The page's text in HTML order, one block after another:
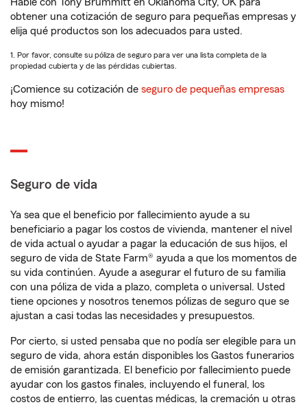
obtener una cotización de seguro para pequeñas empresas y
elija qué productos son los adecuados para usted.
1. Por favor, consulte su póliza de seguro para ver una lista completa de la
propiedad cubierta y de las pérdidas cubiertas.
¡Comience su cotización de seguro de pequeñas empresas
hoy mismo!
Seguro de vida
Ya sea que el beneficio por fallecimiento ayude a su
beneficiario a pagar los costos de vivienda, mantener el nivel
de vida actual o ayudar a pagar la educación de sus hijos, el
seguro de vida de State Farm® ayuda a que los momentos de
su vida continúen. Ayude a asegurar el futuro de su familia
con una póliza de vida a plazo, completa o universal. Usted
tiene opciones y nosotros tenemos pólizas de seguro que se
ajustan a casi todas las necesidades y presupuestos.
Por cierto, si usted pensaba que no podía ser elegible para un
seguro de vida, ahora están disponibles los Gastos funerarios
de emisión garantizada. El beneficio por fallecimiento puede
ayudar con los gastos finales, incluyendo el funeral, los
costos de entierro, las cuentas médicas, la cremación u otras